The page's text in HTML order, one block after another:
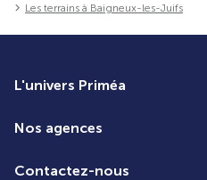
Les terrains à Baigneux-les-Juifs
L'univers Priméa
Nos agences
Contactez-nous